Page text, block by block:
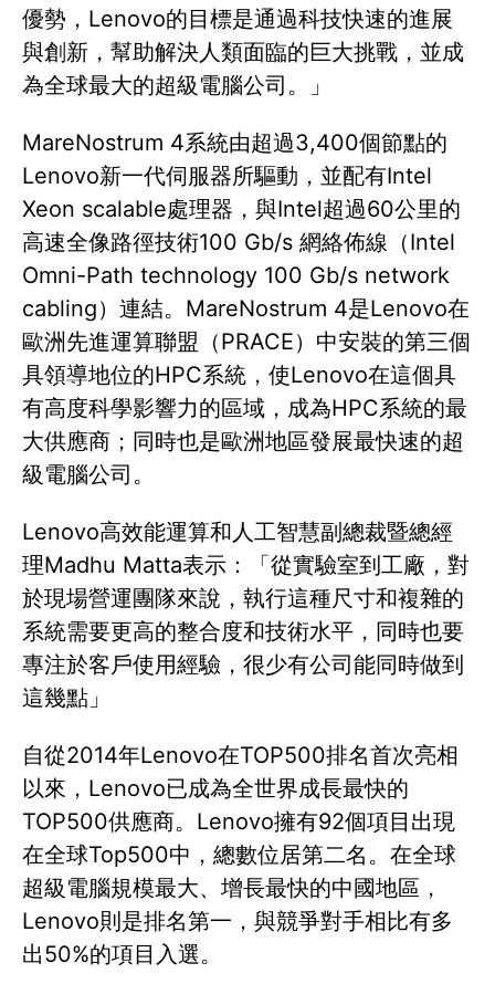
優勢，Lenovo的目標是通過科技快速的進展
與創新，幫助解決人類面臨的巨大挑戰，並成
為全球最大的超級電腦公司。」
MareNostrum 4系統由超過3,400個節點的
Lenovo新一代伺服器所驅動，並配有Intel
Xeon scalable處理器，與Intel超過60公里的
高速全像路徑技術100 Gb/s 網絡佈線（Intel
Omni-Path technology 100 Gb/s network
cabling）連結。MareNostrum 4是Lenovo在
歐洲先進運算聯盟（PRACE）中安裝的第三個
具領導地位的HPC系統，使Lenovo在這個具
有高度科學影響力的區域，成為HPC系統的最
大供應商；同時也是歐洲地區發展最快速的超
級電腦公司。
Lenovo高效能運算和人工智慧副總裁暨總經
理Madhu Matta表示：「從實驗室到工廠，對
於現場營運團隊來說，執行這種尺寸和複雜的
系統需要更高的整合度和技術水平，同時也要
專注於客戶使用經驗，很少有公司能同時做到
這幾點」
自從2014年Lenovo在TOP500排名首次亮相
以來，Lenovo已成為全世界成長最快的
TOP500供應商。Lenovo擁有92個項目出現
在全球Top500中，總數位居第二名。在全球
超級電腦規模最大、增長最快的中國地區，
Lenovo則是排名第一，與競爭對手相比有多
出50%的項目入選。